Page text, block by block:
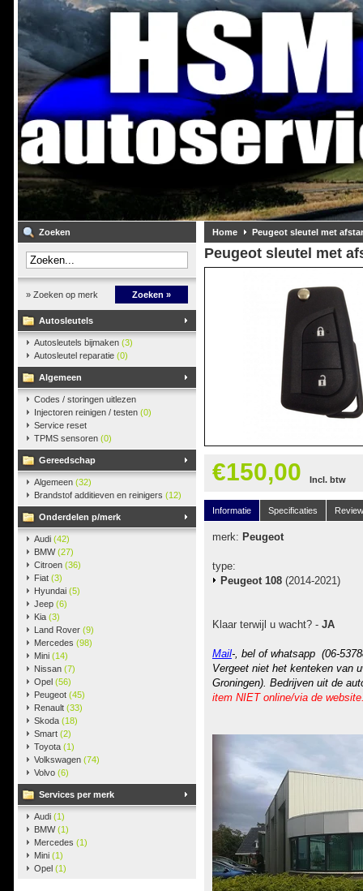
Zoeken
» Zoeken op merk Zoeken »
Autosleutels
Autosleutels bijmaken (3)
Autosleutel reparatie (0)
Algemeen
Codes / storingen uitlezen
Injectoren reinigen / testen (0)
Service reset
TPMS sensoren (0)
Gereedschap
Algemeen (32)
Brandstof additieven en reinigers (12)
Onderdelen p/merk
Audi (42)
BMW(27)
Citroen (36)
Fiat (3)
Hyundai (5)
Jeep (6)
Kia (3)
Land Rover (9)
Mercedes (98)
Mini (14)
Nissan (7)
Opel (56)
Peugeot (45)
Renault (33)
Skoda (18)
Smart (2)
Toyota (1)
Volkswagen (74)
Volvo (6)
Services per merk
Audi (1)
BMW(1)
Mercedes (1)
Mini (1)
Opel (1)
Home Peugeot sleutel met
Peugeot sleutel met
€150,00 Incl. btw
Informatie Specificaties
merk: Peugeot
type:
Peugeot 108 (2014-2021)
Klaar terwijl u wacht? - JA
Mail-, bel of whatsapp (06-
Vergeet niet het kenteken van
Groningen). Bedrijven uit de
item NIET online/via de